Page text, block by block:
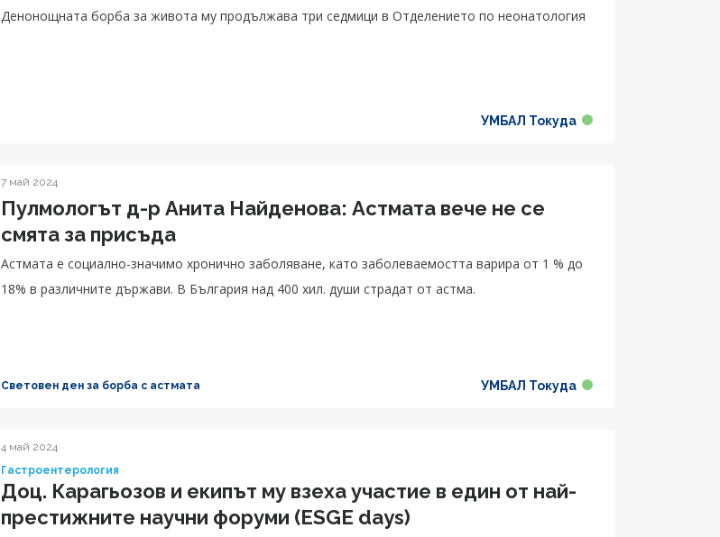
Денонощната борба за живота му продължава три седмици в Отделението по неонатология
УМБАЛ Токуда
7 май 2024
Пулмологът д-р Анита Найденова: Астмата вече не се
смята за присъда
Астмата е социално-значимо хронично заболяване, като заболеваемостта варира от 1 % до
18% в различните държави. В България над 400 хил. души страдат от астма.
Световен ден за борба с астмата УМБАЛ Токуда
4 май 2024
Гастроентерология
Доц. Карагьозов и екипът му взеха участие в един от най-
престижните научни форуми (ESGE days)